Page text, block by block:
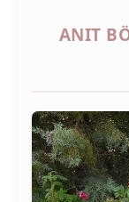
ANIT